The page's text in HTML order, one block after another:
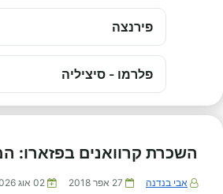
פירנצה
פלרמו - סיציליה
השכרת קרוואנים בפזארו:
אבי בנדנה 27 אפר 2018 02 אוג 2026